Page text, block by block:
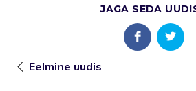
JAGA SEDA
Eelmine uudis